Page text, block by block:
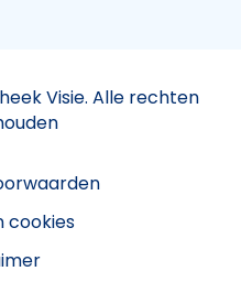
Visie. Alle rechten
cookies